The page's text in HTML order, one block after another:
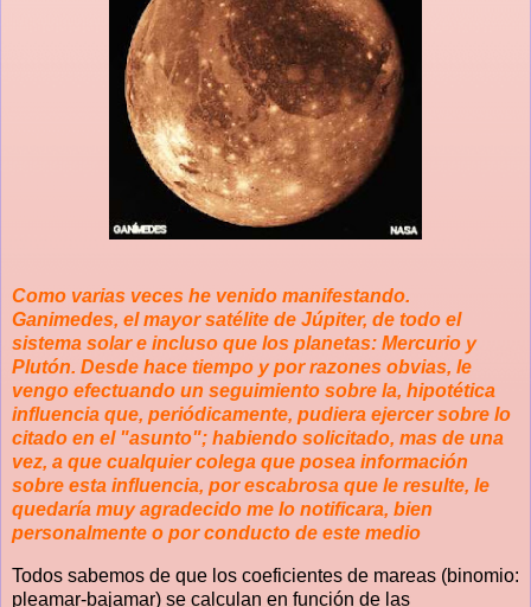
Como varias veces he venido manifestando.
Ganimedes, el mayor satélite de Júpiter, de todo el
sistema solar e incluso que los planetas: Mercurio y
Plutón. Desde hace tiempo y por razones obvias, le
vengo efectuando un seguimiento sobre la, hipotética
influencia que, periódicamente, pudiera ejercer sobre lo
citado en el "asunto"; habiendo solicitado, mas de una
vez, a que cualquier colega que posea información
sobre esta influencia, por escabrosa que le resulte, le
quedaría muy agradecido me lo notificara, bien
personalmente o por conducto de este medio
Todos sabemos de que los coeficientes de mareas (binomio:
pleamar-bajamar) se calculan en función de las